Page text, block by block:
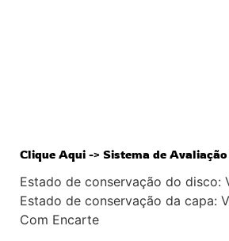
Clique Aqui -> Sistema de Avaliação
Estado de conservação do disco:
Estado de conservação da capa:
Com Encarte